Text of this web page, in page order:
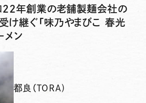
22年創業の老舗製麺会社の
け継ぐ「味乃やまびこ 春光
メン
都良（TORA)